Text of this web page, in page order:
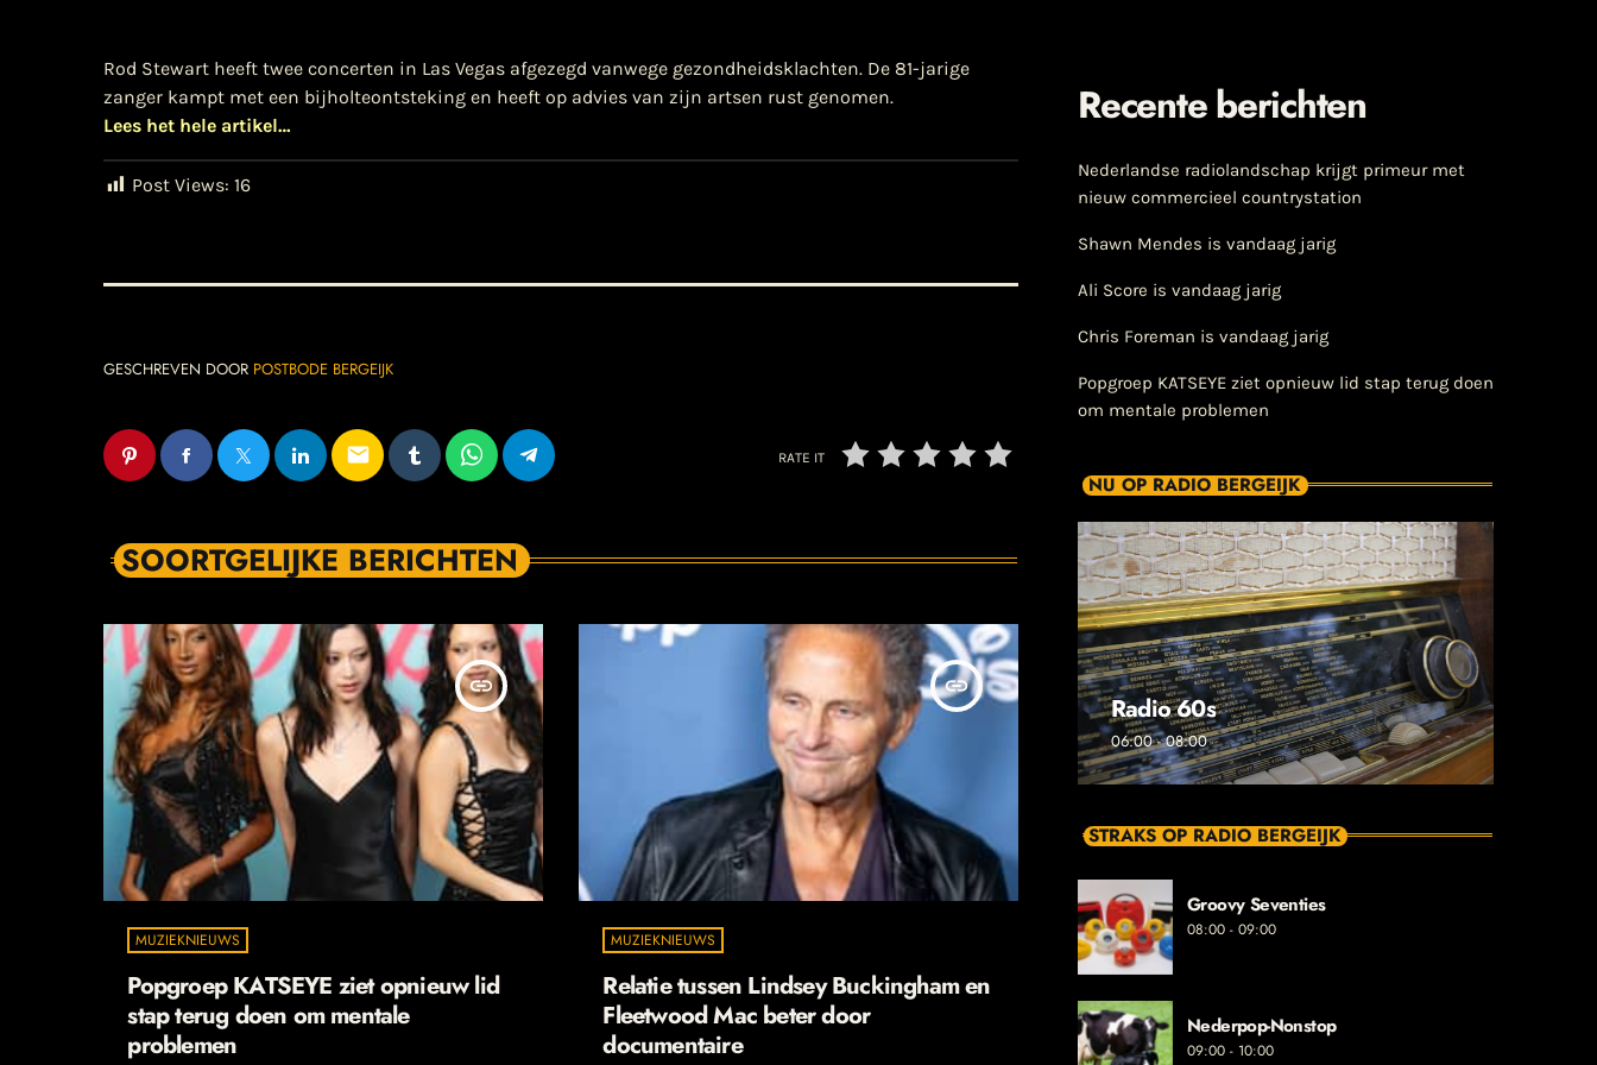
Rod Stewart heeft twee concerten in Las Vegas afgezegd vanwege gezondheidsklachten. De 81-jarige
zanger kampt met een bijholteontsteking en heeft op advies van zijn artsen rust genomen.
Lees het hele artikel…
Post Views: 16
GESCHREVEN DOOR POSTBODE BERGEIJK
email RATE IT
SOORTGELIJKE BERICHTEN
insert_link
MUZIEKNIEUWS
Popgroep KATSEYE ziet opnieuw lid
stap terug doen om mentale
problemen
insert_link
MUZIEKNIEUWS
Relatie tussen Lindsey Buckingham en
Fleetwood Mac beter door
documentaire
Recente berichten
Nederlandse radiolandschap krijgt primeur met
nieuw commercieel countrystation
Shawn Mendes is vandaag jarig
Ali Score is vandaag jarig
Chris Foreman is vandaag jarig
Popgroep KATSEYE ziet opnieuw lid stap terug doen
om mentale problemen
NU OP RADIO BERGEIJK
Radio 60s
06:00 - 08:00
STRAKS OP RADIO BERGEIJK
Groovy Seventies
08:00 - 09:00
Nederpop-Nonstop
09:00 - 10:00